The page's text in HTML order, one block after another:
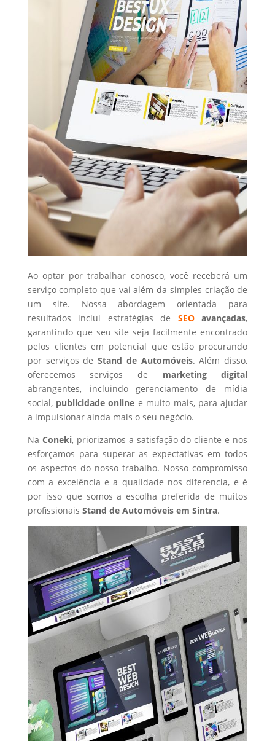
Ao optar por trabalhar conosco, você receberá um
serviço completo que vai além da simples criação de
um site. Nossa abordagem orientada para
resultados inclui estratégias de SEOavançadas,
garantindo que seu site seja facilmente encontrado
pelos clientes em potencial que estão procurando
por serviços deStand de Automóveis. Além disso,
oferecemos serviços de marketing digital
abrangentes, incluindo gerenciamento de mídia
social, publicidade online e muito mais, para ajudar
a impulsionar ainda mais o seu negócio.
Na Coneki, priorizamos a satisfação do cliente e nos
esforçamos para superar as expectativas em todos
os aspectos do nosso trabalho. Nosso compromisso
com a excelência e a qualidade nos diferencia, e é
por isso que somos a escolha preferida de muitos
profissionais Stand de Automóveisem Sintra.